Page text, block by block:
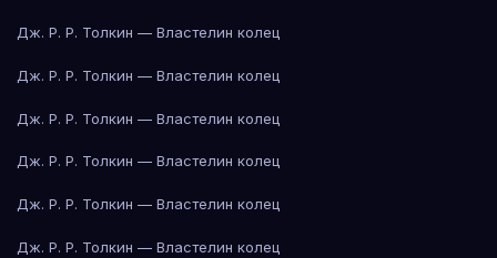
Дж. Р. Р. Толкин — Властелин колец
Дж. Р. Р. Толкин — Властелин колец
Дж. Р. Р. Толкин — Властелин колец
Дж. Р. Р. Толкин — Властелин колец
Дж. Р. Р. Толкин — Властелин колец
Дж. Р. Р. Толкин — Властелин колец